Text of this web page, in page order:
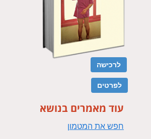
עוד מאמרים בנושא
חפש את המטמון
לרכישה
לפרטים